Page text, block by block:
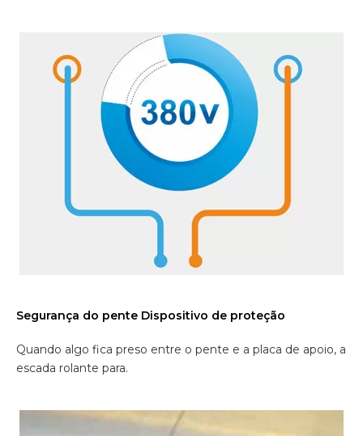
Segurança do pente Dispositivo de proteção
Quando algo fica preso entre o pente e a placa de apoio, a
escada rolante para.